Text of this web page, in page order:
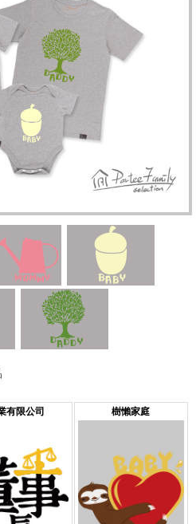
有限公司 樹懶家庭